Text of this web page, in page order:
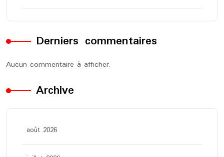
Derniers commentaires
Aucun commentaire à afficher.
Archive
août 2026